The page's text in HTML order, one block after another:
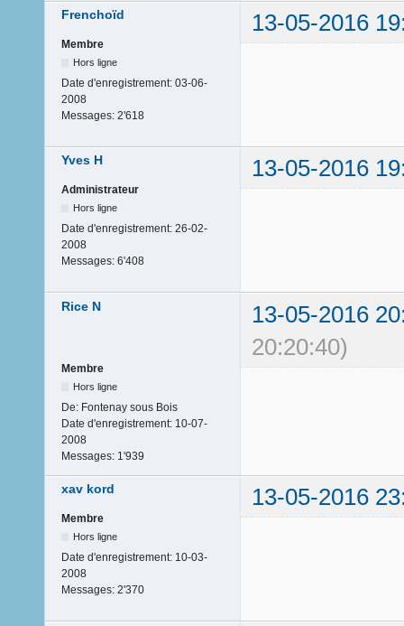
Frenchoïd 13-05-2016
Membre
Hors ligne
Date d'enregistrement: 03-06-
2008
Messages: 2'618
Yves H 13-05-2016
Administrateur
Hors ligne
Date d'enregistrement: 26-02-
2008
Messages: 6'408
Rice N
13-05-2016
20:20:40)
Membre
Hors ligne
De: Fontenay sous Bois
Date d'enregistrement: 10-07-
2008
Messages: 1'939
xav kord 13-05-2016
Membre
Hors ligne
Date d'enregistrement: 10-03-
2008
Messages: 2'370